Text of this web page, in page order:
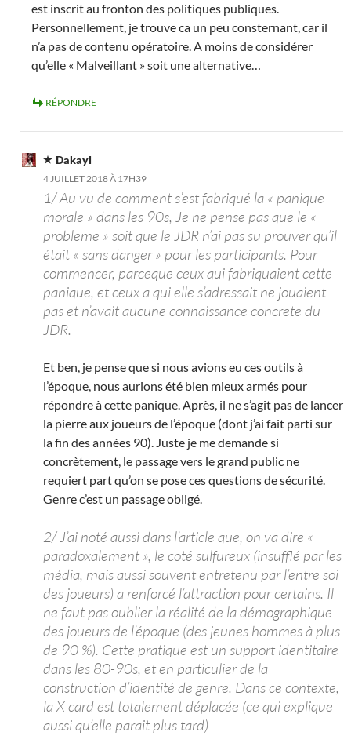
est inscrit au fronton des politiques publiques.
Personnellement, je trouve ca un peu consternant, car il
n’a pas de contenu opératoire. A moins de considérer
qu’elle « Malveillant » soit une alternative…
RÉPONDRE
Dakayl
4 JUILLET 2018 À 17H39
1/ Au vu de comment s’est fabriqué la « panique
morale » dans les 90s, Je ne pense pas que le «
probleme » soit que le JDR n’ai pas su prouver qu’il
était « sans danger » pour les participants. Pour
commencer, parceque ceux qui fabriquaient cette
panique, et ceux a qui elle s’adressait ne jouaient
pas et n’avait aucune connaissance concrete du
JDR.
Et ben, je pense que si nous avions eu ces outils à
l’époque, nous aurions été bien mieux armés pour
répondre à cette panique. Après, il ne s’agit pas de lancer
la pierre aux joueurs de l’époque (dont j’ai fait parti sur
la fin des années 90). Juste je me demande si
concrètement, le passage vers le grand public ne
requiert part qu’on se pose ces questions de sécurité.
Genre c’est un passage obligé.
2/ J’ai noté aussi dans l’article que, on va dire «
paradoxalement », le coté sulfureux (insufflé par les
média, mais aussi souvent entretenu par l’entre soi
des joueurs) a renforcé l’attraction pour certains. Il
ne faut pas oublier la réalité de la démographique
des joueurs de l’époque (des jeunes hommes à plus
de 90 %). Cette pratique est un support identitaire
dans les 80-90s, et en particulier de la
construction d’identité de genre. Dans ce contexte,
la X card est totalement déplacée (ce qui explique
aussi qu’elle parait plus tard)